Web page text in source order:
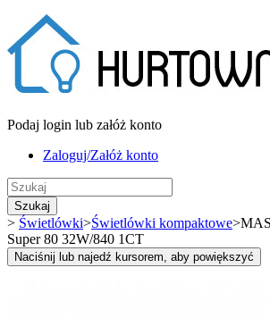
Podaj login lub załóż konto
Zaloguj/Załóż konto
Szukaj
> Świetlówki>Świetlówki kompaktowe>
Super 80 32W/840 1CT
Naciśnij lub najedź kursorem, aby powiększyć